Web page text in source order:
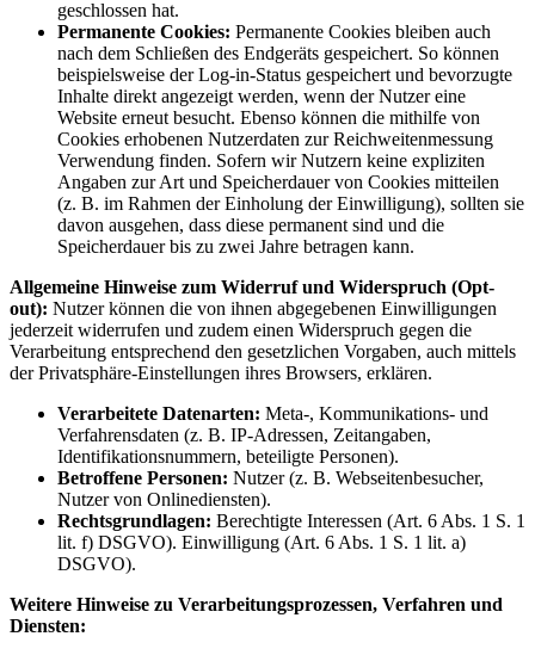
geschlossen hat.
Permanente Cookies: Permanente Cookies bleiben auch
nach dem Schließen des Endgeräts gespeichert. So können
beispielsweise der Log-in-Status gespeichert und bevorzugte
Inhalte direkt angezeigt werden, wenn der Nutzer eine
Website erneut besucht. Ebenso können die mithilfe von
Cookies erhobenen Nutzerdaten zur Reichweitenmessung
Verwendung finden. Sofern wir Nutzern keine expliziten
Angaben zur Art und Speicherdauer von Cookies mitteilen
(z. B. im Rahmen der Einholung der Einwilligung), sollten sie
davon ausgehen, dass diese permanent sind und die
Speicherdauer bis zu zwei Jahre betragen kann.
Allgemeine Hinweise zum Widerruf und Widerspruch (Opt-
out): Nutzer können die von ihnen abgegebenen Einwilligungen
jederzeit widerrufen und zudem einen Widerspruch gegen die
Verarbeitung entsprechend den gesetzlichen Vorgaben, auch mittels
der Privatsphäre-Einstellungen ihres Browsers, erklären.
Verarbeitete Datenarten: Meta-, Kommunikations- und
Verfahrensdaten (z. B. IP-Adressen, Zeitangaben,
Identifikationsnummern, beteiligte Personen).
Betroffene Personen: Nutzer (z. B. Webseitenbesucher,
Nutzer von Onlinediensten).
Rechtsgrundlagen: Berechtigte Interessen (Art. 6 Abs. 1 S. 1
lit. f) DSGVO). Einwilligung (Art. 6 Abs. 1 S. 1 lit. a)
DSGVO).
Weitere Hinweise zu Verarbeitungsprozessen, Verfahren und
Diensten: